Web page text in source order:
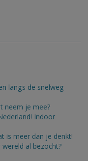
langs de snelweg
neem je mee?
Indoor
is meer dan je denkt!
al bezocht?